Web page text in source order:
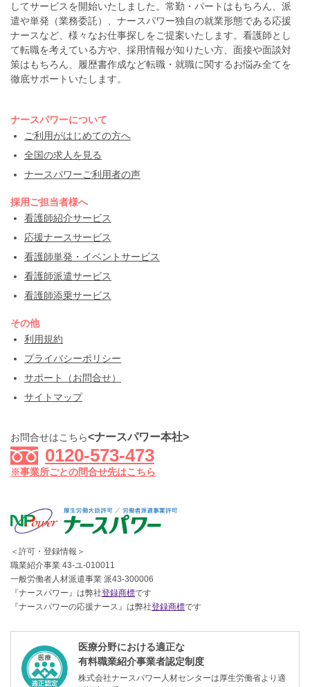
してサービスを開始いたしました。常勤・パートはもちろん、派
遣や単発（業務委託）、ナースパワー独自の就業形態である応援
ナースなど、様々なお仕事探しをご提案いたします。看護師とし
て転職を考えている方や、採用情報が知りたい方、面接や面談対
策はもちろん、履歴書作成など転職・就職に関するお悩み全てを
徹底サポートいたします。
ナースパワーについて
ご利用がはじめての方へ
全国の求人を見る
ナースパワーご利用者の声
採用ご担当者様へ
看護師紹介サービス
応援ナースサービス
看護師単発・イベントサービス
看護師派遣サービス
看護師添乗サービス
その他
利用規約
プライバシーポリシー
サポート（お問合せ）
サイトマップ
お問合せはこちら<ナースパワー本社>
0120-573-473
※事業所ごとの問合せ先はこちら
＜許可・登録情報＞
職業紹介事業 43-ユ-010011
一般労働者人材派遣事業 派43-300006
『ナースパワー』は弊社登録商標です
『ナースパワーの応援ナース』は弊社登録商標です
医療分野における適正な
有料職業紹介事業者認定制度
株式会社ナースパワー人材センターは厚生労働省より適